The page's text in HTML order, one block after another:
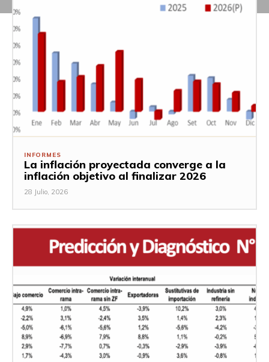
INFORMES
La inflación proyectada converge a la
inflación objetivo al finalizar 2026
28 Julio, 2026